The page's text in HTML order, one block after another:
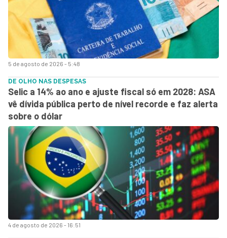
5 de agosto de 2026 - 5:48
4 de agosto de 2026 - 16:51
DE OLHO NAS DESPESAS
Selic a 14% ao ano e ajuste fiscal só em 2028: ASA
vê dívida pública perto de nível recorde e faz alerta
sobre o dólar